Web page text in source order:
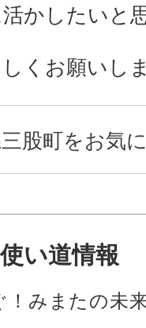
かしたいと
くお願いし
股町をお気
い道情報
！みまたの未